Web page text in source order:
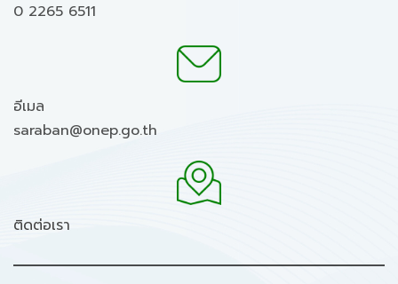
0 2265 6511
อีเมล
saraban@onep.go.th
ติดต่อเรา